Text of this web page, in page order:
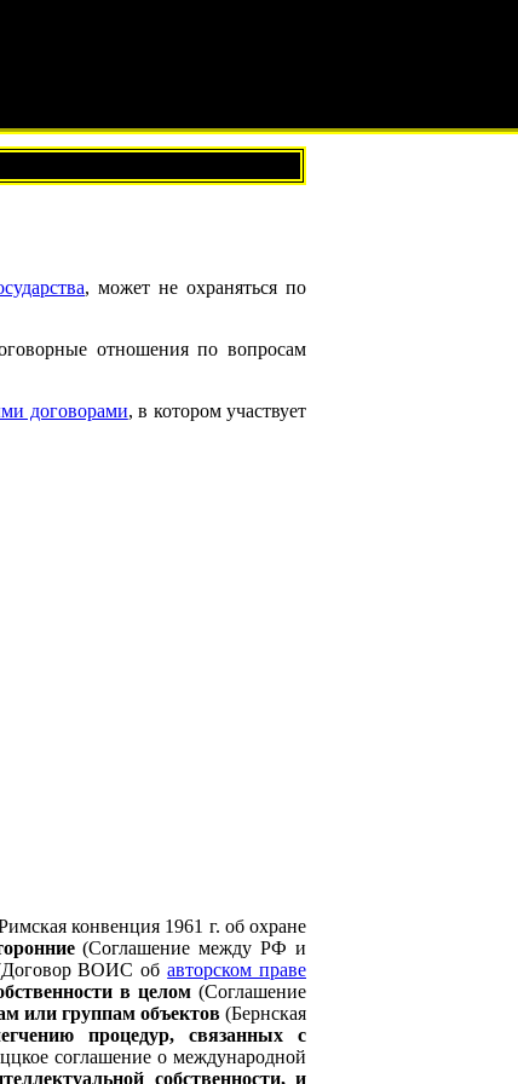
, может не охраняться по
отношения по вопросам
договорами, в котором участвует
конвенция 1961 г. об охране
(Соглашение между РФ и
ВОИС обавторском праве
в целом (Соглашение
или группам объектов(Бернская
процедур, связанных с
соглашение о международной
собственности, и